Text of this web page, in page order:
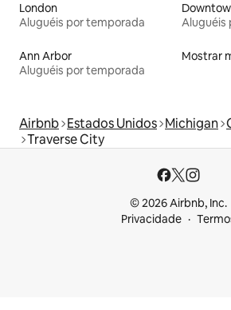
London
Aluguéis por temporada
Aluguéis
Ann Arbor
Aluguéis por temporada
Mostrar
Airbnb Estados Unidos Michigan
Traverse City
© 2026 Airbnb, Inc.
Privacidade